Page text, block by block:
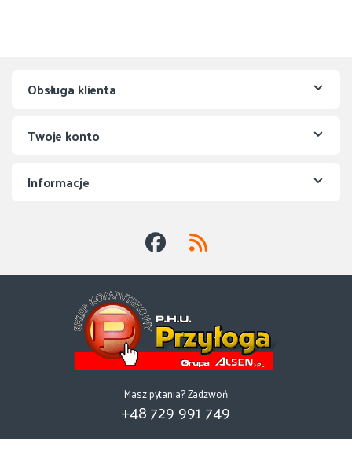
Obsługa klienta
Twoje konto
Informacje
Masz pytania? Zadzwoń
+48 729 991 749